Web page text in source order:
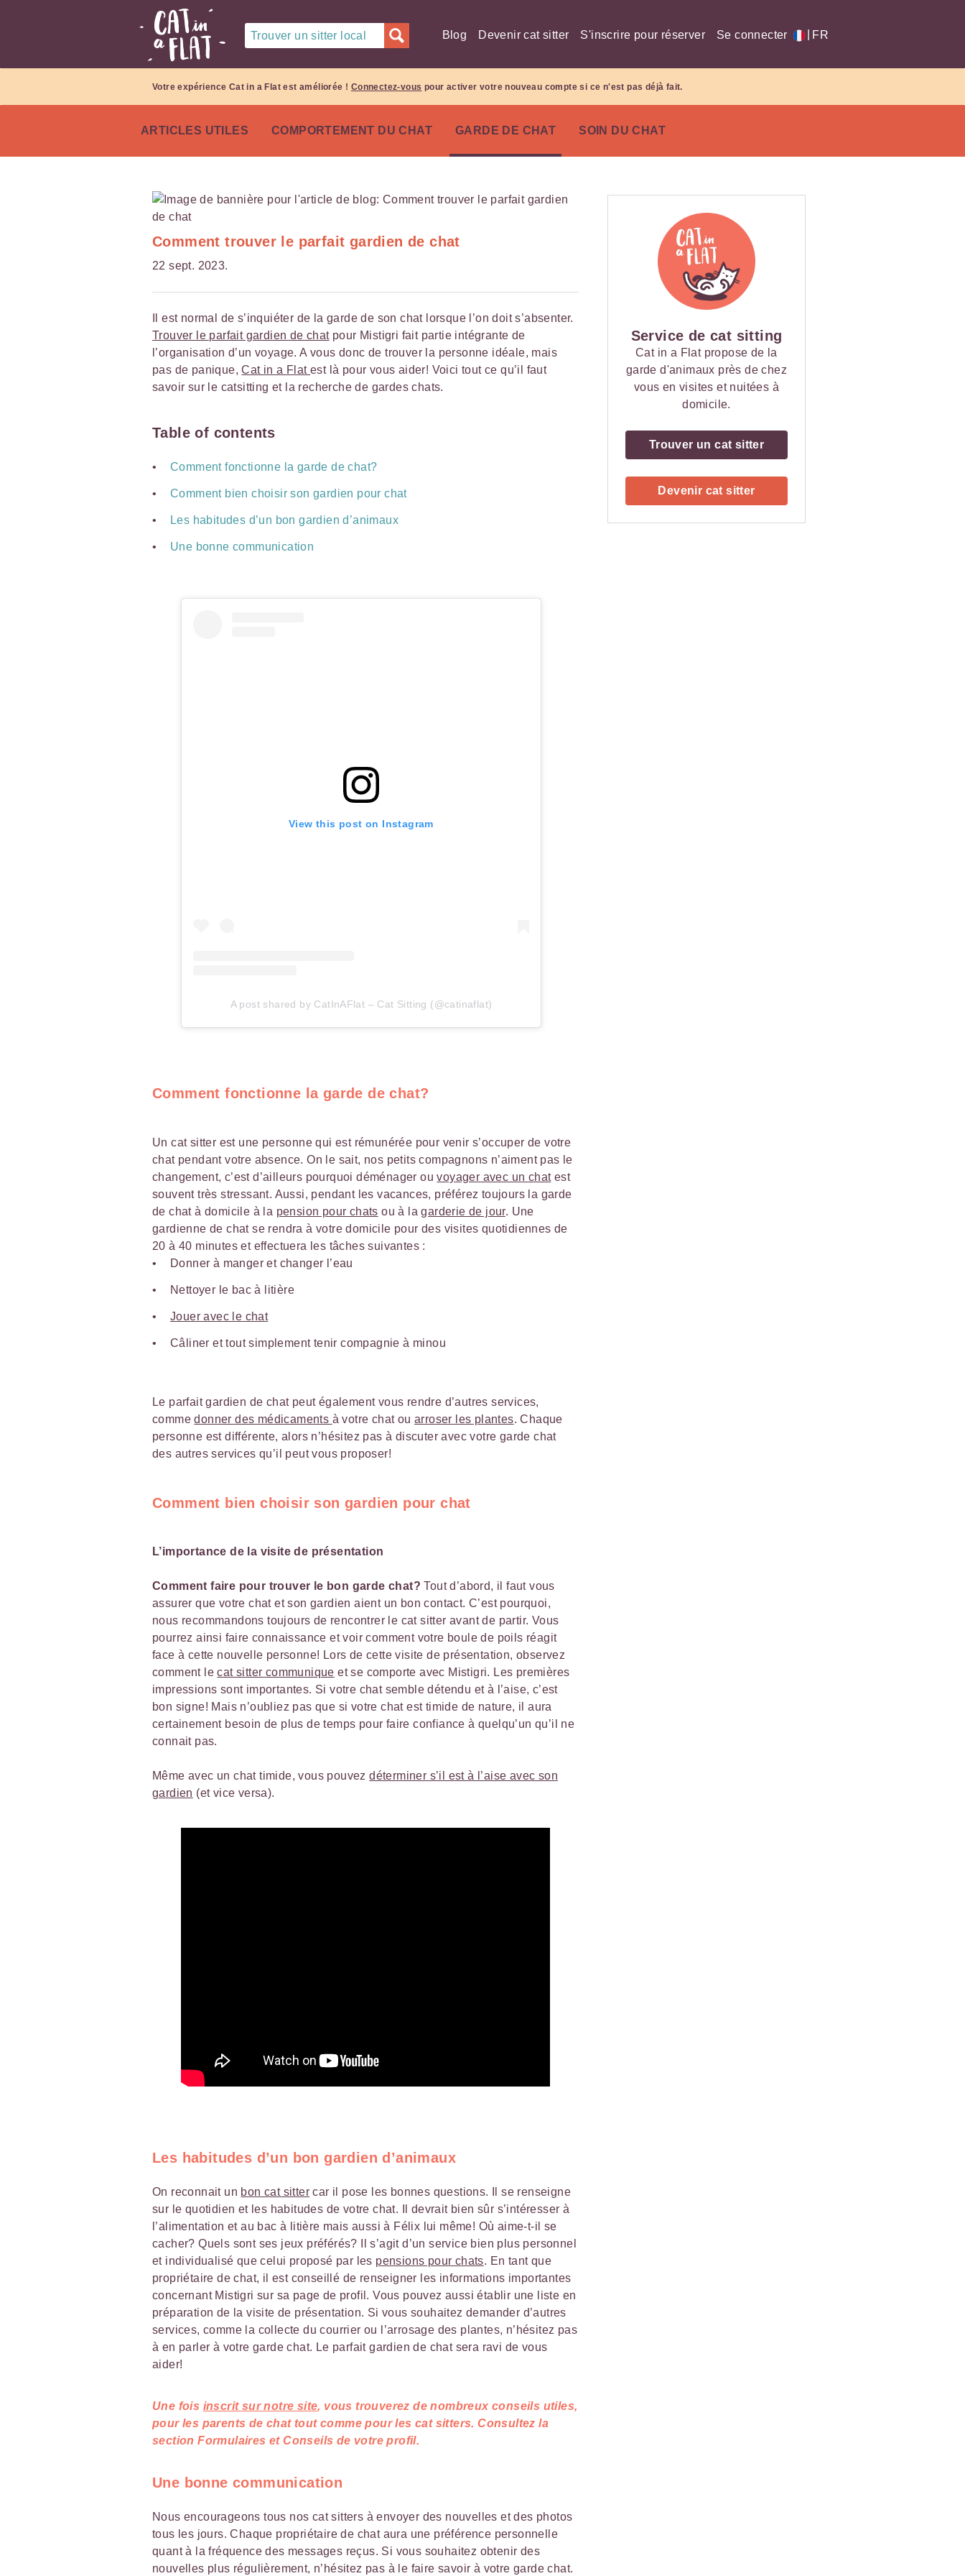
Trouver un sitter local Blog Devenir cat sitter S'inscrire pour réserver Se connecter FR
Votre expérience Cat in a Flat est améliorée ! Connectez-vous pour activer votre nouveau compte si ce n'est pas déjà fait.
ARTICLES UTILES COMPORTEMENT DU CHAT GARDE DE CHAT SOIN DU CHAT
Comment trouver le parfait gardien de chat
22 sept. 2023.
Il est normal de s’inquiéter de la garde de son chat lorsque l’on doit s’absenter.
Trouver le parfait gardien de chatpour Mistigri fait partie intégrante de
l’organisation d’un voyage. A vous donc de trouver la personne idéale, mais
pas de panique,Cat in a Flatest là pour vous aider! Voici tout ce qu’il faut
savoir sur le catsitting et la recherche de gardes chats.
Table of contents
Comment fonctionne la garde de chat?
Comment bien choisir son gardien pour chat
Les habitudes d’un bon gardien d’animaux
Une bonne communication
View this post on Instagram
A post shared by CatInAFlat – Cat Sitting (@catinaflat)
Comment fonctionne la garde de chat?
Un cat sitter est une personne qui est rémunérée pour venir s’occuper de votre
chat pendant votre absence. On le sait, nos petits compagnons n’aiment pas le
changement, c’est d’ailleurs pourquoi déménager ouvoyager avec un chatest
souvent très stressant. Aussi, pendant les vacances, préférez toujours la garde
de chat à domicile à la pension pour chats ou à lagarderie de jour. Une
gardienne de chat se rendra à votre domicile pour des visites quotidiennes de
20 à 40 minutes et effectuera les tâches suivantes :
Donner à manger et changer l’eau
Nettoyer le bac à litière
Jouer avec le chat
Câliner et tout simplement tenir compagnie à minou
Le parfait gardien de chat peut également vous rendre d’autres services,
commedonner des médicaments à votre chat ouarroser les plantes. Chaque
personne est différente, alors n’hésitez pas à discuter avec votre garde chat
des autres services qu’il peut vous proposer!
Comment bien choisir son gardien pour chat
L’importance de la visite de présentation
Comment faire pour trouver le bon garde chat? Tout d’abord, il faut vous
assurer que votre chat et son gardien aient un bon contact. C’est pourquoi,
nous recommandons toujours de rencontrer le cat sitter avant de partir. Vous
pourrez ainsi faire connaissance et voir comment votre boule de poils réagit
face à cette nouvelle personne! Lors de cette visite de présentation, observez
comment lecat sitter communique et se comporte avec Mistigri. Les premières
impressions sont importantes. Si votre chat semble détendu et à l’aise, c’est
bon signe! Mais n’oubliez pas que si votre chat est timide de nature, il aura
certainement besoin de plus de temps pour faire confiance à quelqu’un qu’il ne
connait pas.
Même avec un chat timide, vous pouvezdéterminer s’il est à l’aise avec son
gardien (et vice versa).
Les habitudes d’un bon gardien d’animaux
On reconnait un bon cat sitter car il pose les bonnes questions. Il se renseigne
sur le quotidien et les habitudes de votre chat. Il devrait bien sûr s’intéresser à
l’alimentation et au bac à litière mais aussi à Félix lui même! Où aime-t-il se
cacher? Quels sont ses jeux préférés? Il s’agit d’un service bien plus personnel
et individualisé que celui proposé par les pensions pour chats. En tant que
propriétaire de chat, il est conseillé de renseigner les informations importantes
concernant Mistigri sur sa page de profil. Vous pouvez aussi établir une liste en
préparation de la visite de présentation. Si vous souhaitez demander d’autres
services, comme la collecte du courrier ou l’arrosage des plantes, n’hésitez pas
à en parler à votre garde chat. Le parfait gardien de chat sera ravi de vous
aider!
Une fois inscrit sur notre site, vous trouverez de nombreux conseils utiles,
pour les parents de chat tout comme pour les cat sitters. Consultez la
section Formulaires et Conseils de votre profil.
Une bonne communication
Nous encourageons tous nos cat sitters à envoyer des nouvelles et des photos
tous les jours. Chaque propriétaire de chat aura une préférence personnelle
quant à la fréquence des messages reçus. Si vous souhaitez obtenir des
nouvelles plus régulièrement, n’hésitez pas à le faire savoir à votre garde chat.
Service de cat sitting
Cat in a Flat propose de la
garde d'animaux près de chez
vous en visites et nuitées à
domicile.
Trouver un cat sitter
Devenir cat sitter